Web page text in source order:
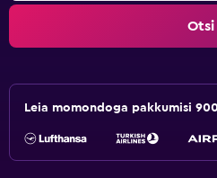
Otsi
Leia momondoga pakkumisi